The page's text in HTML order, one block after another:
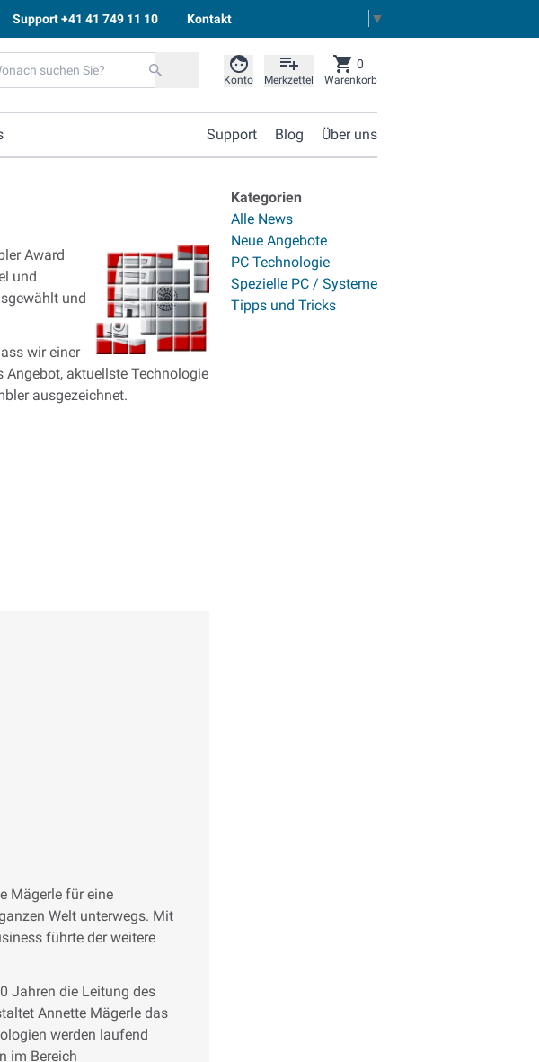
Support+41 41 749 11 10 Kontakt ▼
Konto Merkzettel Warenkorb
0
Support Blog Über uns
Award
und
und
wir einer
Angebot, aktuellste Technologie
ausgezeichnet.
Mägerle für eine
Welt unterwegs. Mit
führte der weitere
Jahren die Leitung des
Annette Mägerle das
werden laufend
im Bereich
Kategorien
Alle News
Neue Angebote
PC Technologie
Spezielle PC / Systeme
Tipps und Tricks